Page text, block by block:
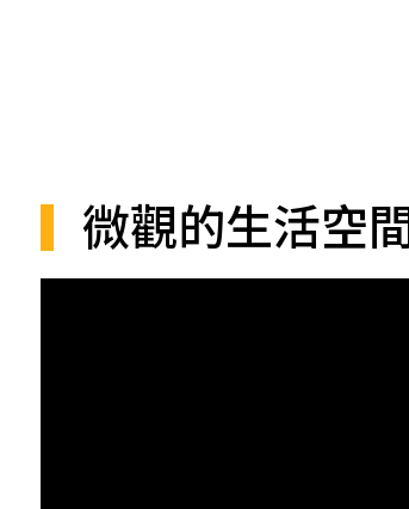
微觀的生活空間